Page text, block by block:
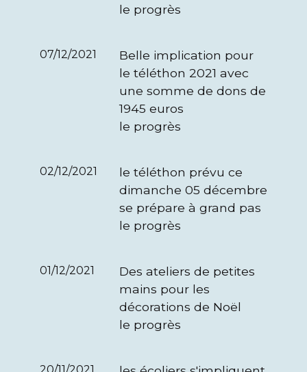
le progrès
07/12/2021
Belle implication pour
le téléthon 2021 avec
une somme de dons de
1945 euros
le progrès
02/12/2021
le téléthon prévu ce
dimanche 05 décembre
se prépare à grand pas
le progrès
01/12/2021
Des ateliers de petites
mains pour les
décorations de Noël
le progrès